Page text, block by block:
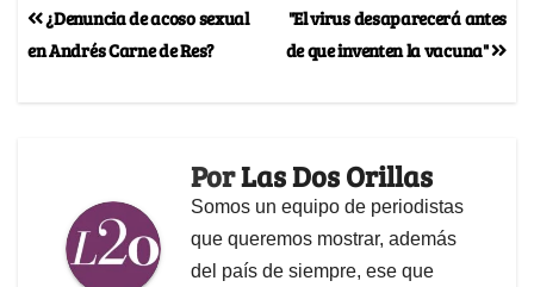
"El virus desaparecerá antes
de que inventen la vacuna"
¿Denuncia de acoso sexual
en Andrés Carne de Res?
PorLas Dos Orillas
Somos un equipo de periodistas
que queremos mostrar, además
del país de siempre, ese que